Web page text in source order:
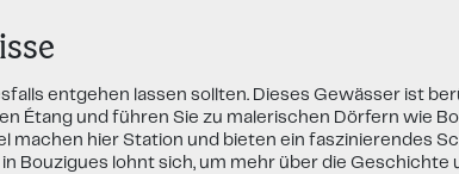
entgehen lassen sollten. Dieses Gewässer ist
Étang und führen Sie zu malerischen Dörfern wie
hier Station und bieten ein faszinierendes
Bouzigues lohnt sich, um mehr über die Geschichte